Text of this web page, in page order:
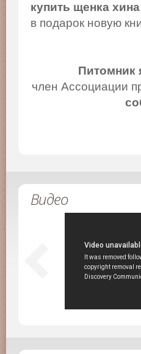
купить щенка хина
в подарок новую
Питомник
член Ассоциации
Видео